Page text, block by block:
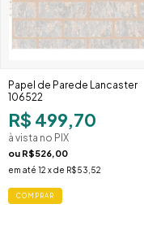
Papel de Parede Lancaster
106522
R$ 499,70
à vista no PIX
ou R$526,00
em até 12 x de R$53,52
COMPRAR